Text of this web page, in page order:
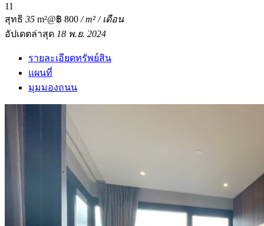
11
สุทธิ 35 m²@฿ 800 / m² / เดือน
อัปเดตล่าสุด 18 พ.ย. 2024
รายละเอียดทรัพย์สิน
แผนที่
มุมมองถนน